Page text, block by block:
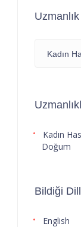
Kadın
Kadın
Doğum
Bildiği
English